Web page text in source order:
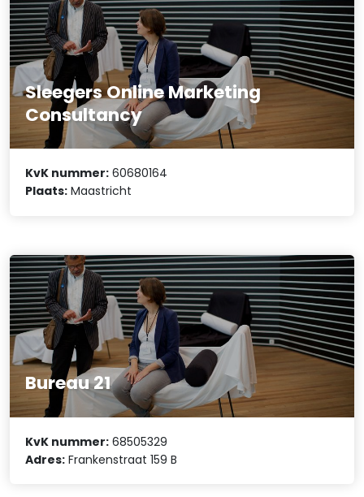
Sleegers Online Marketing
Consultancy
KvK nummer: 60680164
Plaats: Maastricht
Bureau 21
KvK nummer: 68505329
Adres: Frankenstraat 159 B